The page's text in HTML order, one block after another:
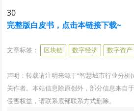
30
完整版白皮书，点击本链接下载~
文章标签： 区块链 数字经济 数字资产
声明：转载请注明来源于“智慧城市行业分
关作者。本站信息除原创外，部分信息来自
侵害权益，请联系底部联系方式删除。